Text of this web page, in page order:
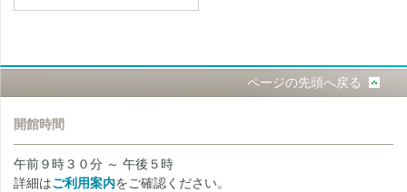
ページの先頭へ戻る
開館時間
午前９時３０分 ～ 午後５時
詳細はご利用案内をご確認ください。